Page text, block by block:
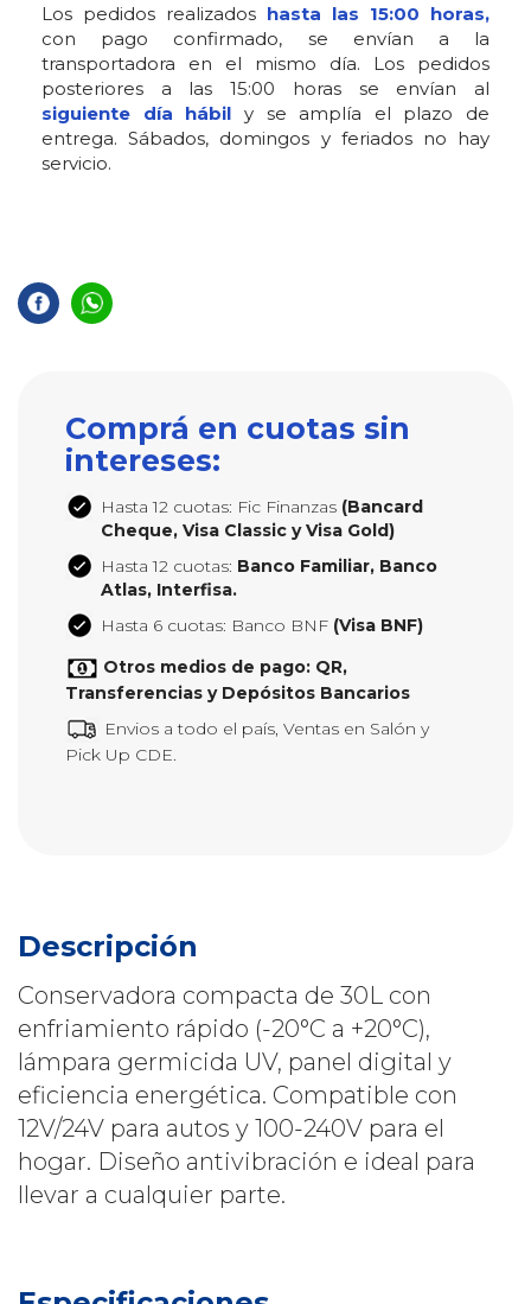
Los pedidos realizados hasta las 15:00 horas,
con pago confirmado, se envían a la
transportadora en el mismo día. Los pedidos
posteriores a las 15:00 horas se envían al
siguiente día hábil y se amplía el plazo de
entrega. Sábados, domingos y feriados no hay
servicio.
Comprá en cuotas sin
intereses:
Hasta 12 cuotas: Fic Finanzas (Bancard
Cheque, Visa Classic y Visa Gold)
Hasta 12 cuotas: Banco Familiar, Banco
Atlas, Interfisa.
Hasta 6 cuotas: Banco BNF (Visa BNF)
Otros medios de pago: QR,
Transferencias y Depósitos Bancarios
Envios a todo el país, Ventas en Salón y
Pick Up CDE.
Descripción
Conservadora compacta de 30L con
enfriamiento rápido (-20°C a +20°C),
lámpara germicida UV, panel digital y
eficiencia energética. Compatible con
12V/24V para autos y 100-240V para el
hogar. Diseño antivibración e ideal para
llevar a cualquier parte.